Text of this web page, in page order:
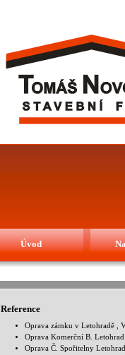
Úvod
Reference
Oprava zámku v Letohradě ,
Oprava Komerční B. Letohrad
Oprava Č. Spořitelny Letohrad